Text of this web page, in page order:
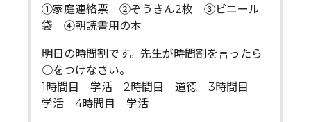
①家庭連絡票 ②ぞうきん2枚 ③ビニール
袋 ④朝読書用の本
明日の時間割です。先生が時間割を言ったら
○をつけなさい。
1時間目 学活 2時間目 道徳 3時間目
学活 4時間目 学活